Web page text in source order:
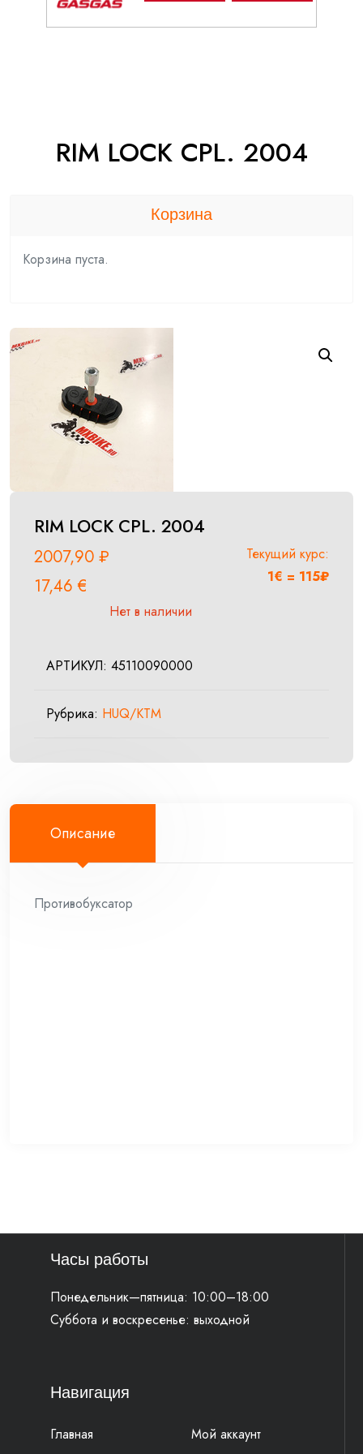
RIM LOCK CPL. 2004
RIM LOCK CPL. 2004
2007,90 ₽
17,46€
Текущий курс:
1€ = 115₽
Нет в наличии
АРТИКУЛ: 45110090000
Рубрика: HUQ/KTM
Описание
Противобуксатор
Корзина
Корзина пуста.
Часы работы
Понедельник—пятница: 10:00–18:00
Суббота и воскресенье: выходной
Навигация
Главная Мой аккаунт